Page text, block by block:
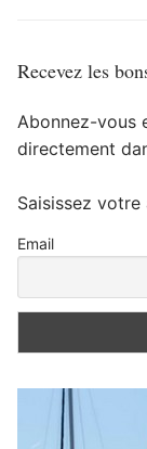
Recevez les
Abonnez-vous
directement
Saisissez
Email